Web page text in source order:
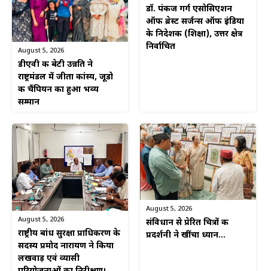
August 5, 2026
डीएवी की बेटी उन्नति ने
राष्ट्रमंडल में जीता कांस्य, जूडो
की चैंपियन का हुआ भव्य
सम्मान
डॉ. पंकज गर्ग एसोसिएशन
ऑफ ब्रेस्ट सर्जन्स ऑफ इंडिया
के निदेशक (शिक्षा), उत्तर क्षेत्र
निर्वाचित
August 5, 2026
राष्ट्रीय बांध सुरक्षा प्राधिकरण के
सदस्य प्रमोद नारायण ने किया
लखवाड़ एवं व्यासी
August 5, 2026
संविधान से प्रेरित चित्रों की
प्रदर्शनी ने खींचा ध्यान…